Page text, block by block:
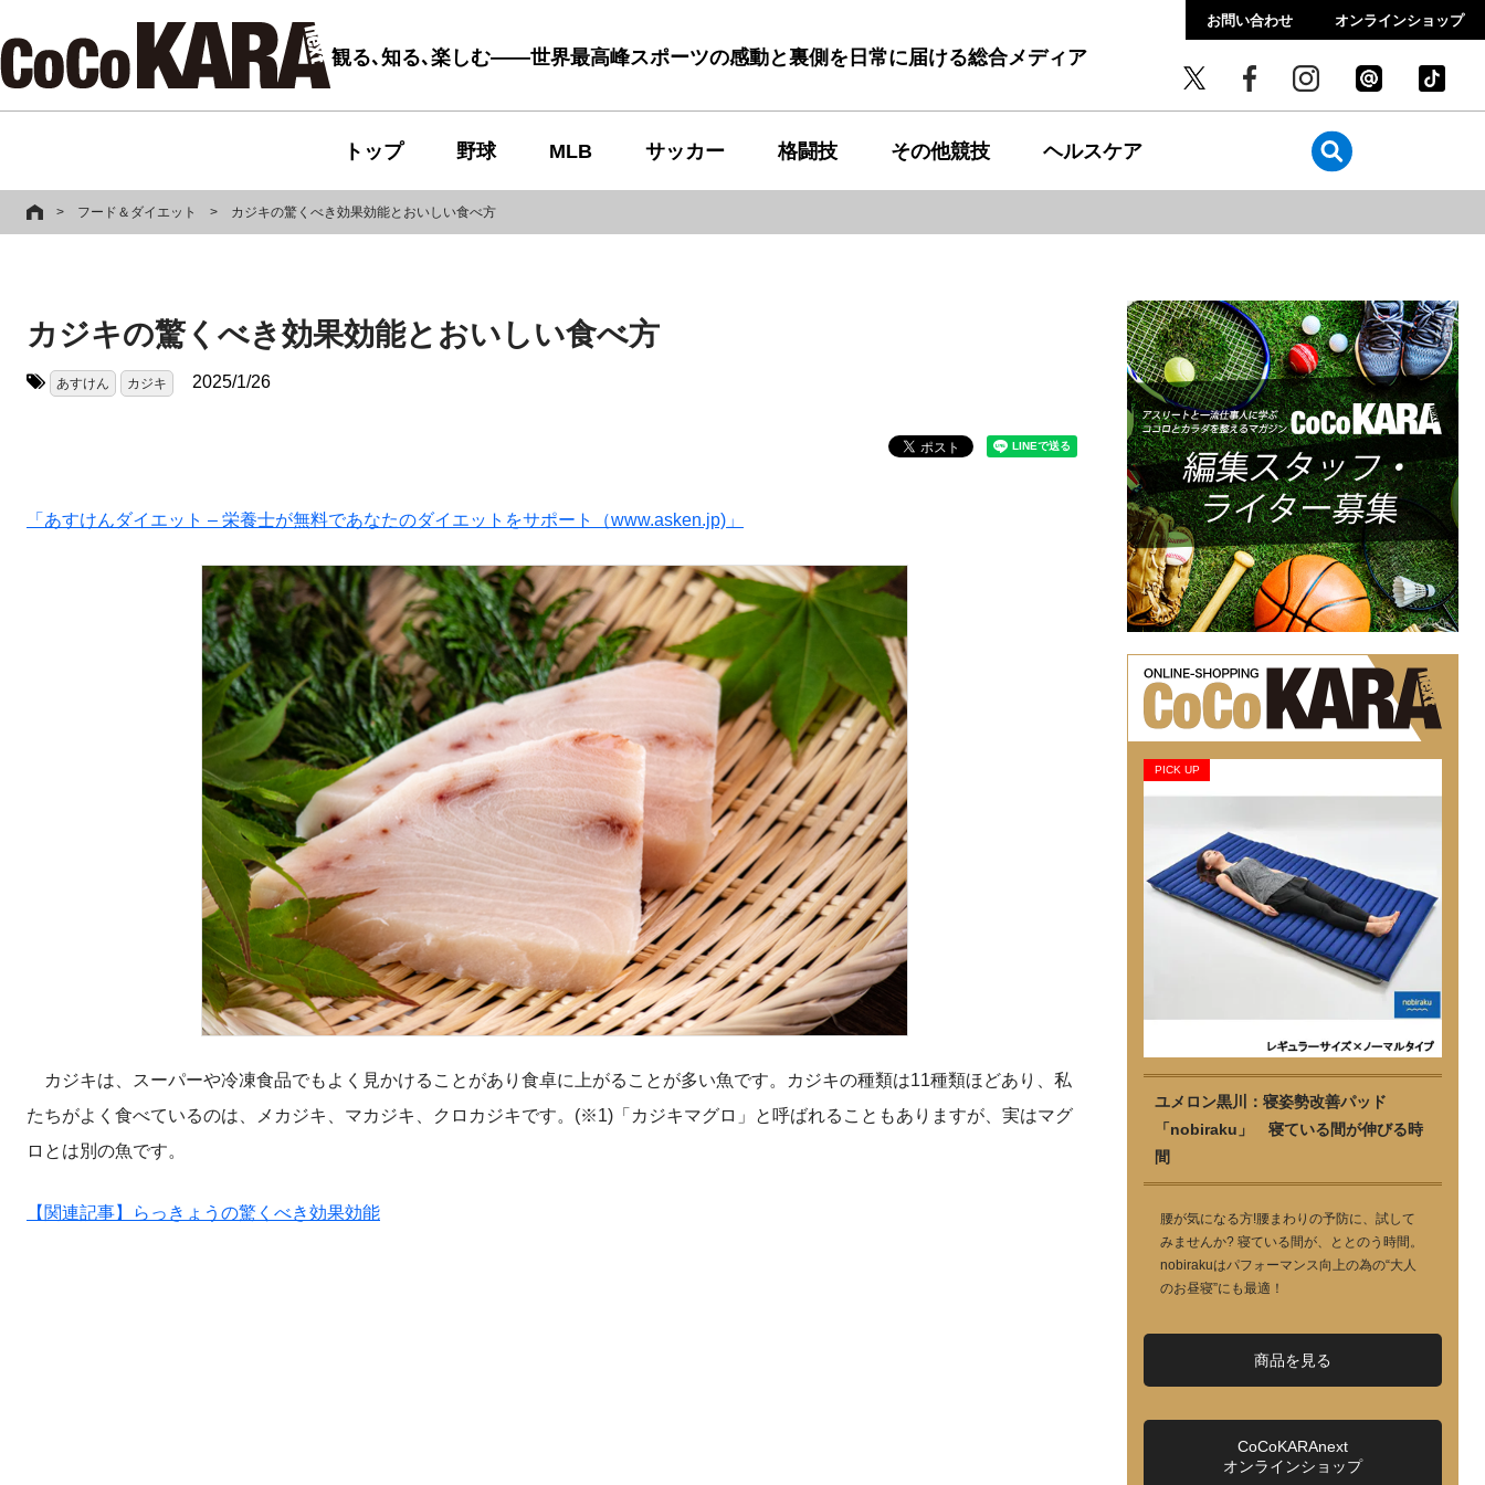
観る､知る､楽しむ――世界最高峰スポーツの感動と裏側を日常に届ける総合メディア
お問い合わせ オンラインショップ
トップ 野球 MLB サッカー 格闘技 その他競技 ヘルスケア
> フード＆ダイエット > カジキの驚くべき効果効能とおいしい食べ方
カジキの驚くべき効果効能とおいしい食べ方
あすけん カジキ 2025/1/26
「あすけんダイエット – 栄養士が無料であなたのダイエットをサポート（www.asken.jp)」
カジキは、スーパーや冷凍食品でもよく見かけることがあり食卓に上がることが多い魚です。カジキの種類は11種類ほどあり、私
たちがよく食べているのは、メカジキ、マカジキ、クロカジキです。(※1)「カジキマグロ」と呼ばれることもありますが、実はマグ
ロとは別の魚です。
【関連記事】らっきょうの驚くべき効果効能
PICK UP
ユメロン黒川：寝姿勢改善パッド
「nobiraku」 寝ている間が伸びる時
間
腰が気になる方!腰まわりの予防に、試して
みませんか? 寝ている間が、ととのう時間。
nobirakuはパフォーマンス向上の為の“大人
のお昼寝”にも最適！
商品を見る
CoCoKARAnext
オンラインショップ